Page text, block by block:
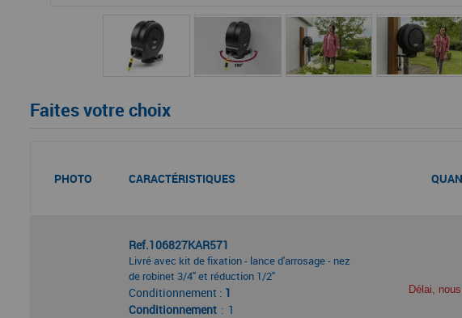
Faites votre choix
PHOTO CARACTÉRISTIQUES
Ref.106827KAR571
Livré avec kit de fixation - lance d'arrosage - nez
de robinet 3/4" et réduction 1/2"
Conditionnement : 1
Conditionnement
1
Délai,